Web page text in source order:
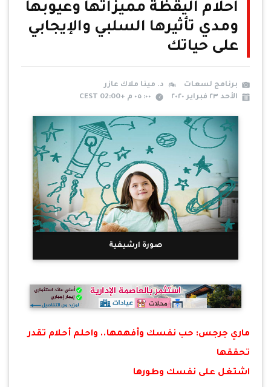
احلام اليقظة مميزاتها وعيوبها
ومدي تأثيرها السلبي والإيجابي
على حياتك
برنامج لسعات
د. مينا ملاك عازر
الأحد ٢٣ فبراير ٢٠٢٠
٠٠: ٠٥ م +02:00 CEST
صورة ارشيفية
ماري جرجس: حب نفسك وأفهمها.. واحلم أحلام تقدر
تحققها
اشتغل على نفسك وطورها